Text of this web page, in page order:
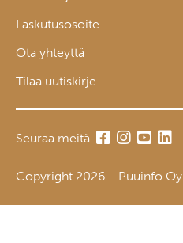
Laskutusosoite
Ota yhteyttä
Tilaa uutiskirje
Seuraa meitä
Copyright 2026 - Puuinfo Oy